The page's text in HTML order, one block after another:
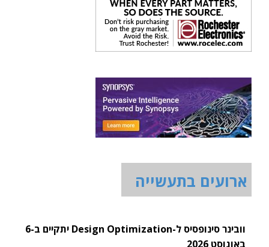
ארועים בתעשייה
וובינר סינופסיס ל-Design Optimization יתקיים ב-6
באוגוסט 2026